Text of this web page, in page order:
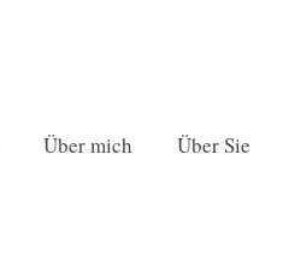
Über mich Über Sie